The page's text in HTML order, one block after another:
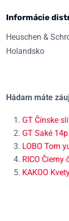
Informácie
Heuschen &
Holandsko
Hádam máte
GT Čínske
GT Saké
LOBO Tom
RICO
KAKOO